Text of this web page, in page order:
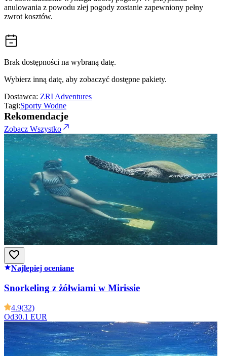
anulowania z powodu złej pogody zostanie zapewniony pełny
zwrot kosztów.
Brak dostępności na wybraną datę.
Wybierz inną datę, aby zobaczyć dostępne pakiety.
Dostawca: ZRI Adventures
Tagi:Sporty Wodne
Rekomendacje
Zobacz Wszystko
Najlepiej oceniane
Snorkeling z żółwiami w Mirissie
4.9(32)
Od30.1 EUR